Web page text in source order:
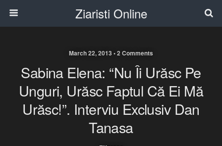
Ziaristi Online
March 22, 2013 • 2 Comments
Sabina Elena: “Nu Îi Urăsc Pe
Unguri, Urăsc Faptul Că Ei Mă
Urăsc!”. Interviu Exclusiv Dan
Tanasa